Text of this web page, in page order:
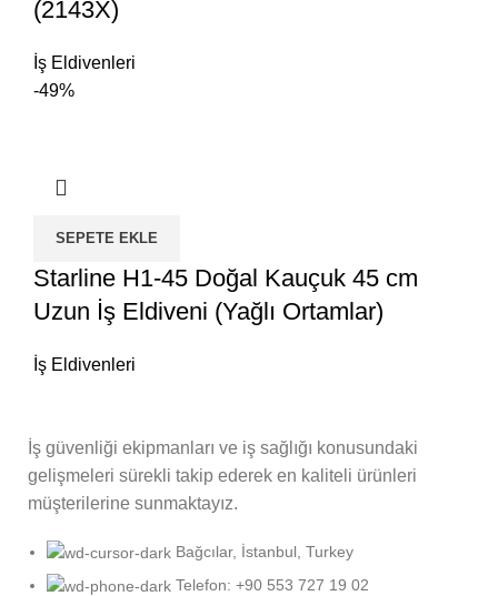
(2143X)
İş Eldivenleri
-49%
SEPETE EKLE
Starline H1-45 Doğal Kauçuk 45 cm
Uzun İş Eldiveni (Yağlı Ortamlar)
İş Eldivenleri
İş güvenliği ekipmanları ve iş sağlığı konusundaki
gelişmeleri sürekli takip ederek en kaliteli ürünleri
müşterilerine sunmaktayız.
Bağcılar, İstanbul, Turkey
Telefon: +90 553 727 19 02